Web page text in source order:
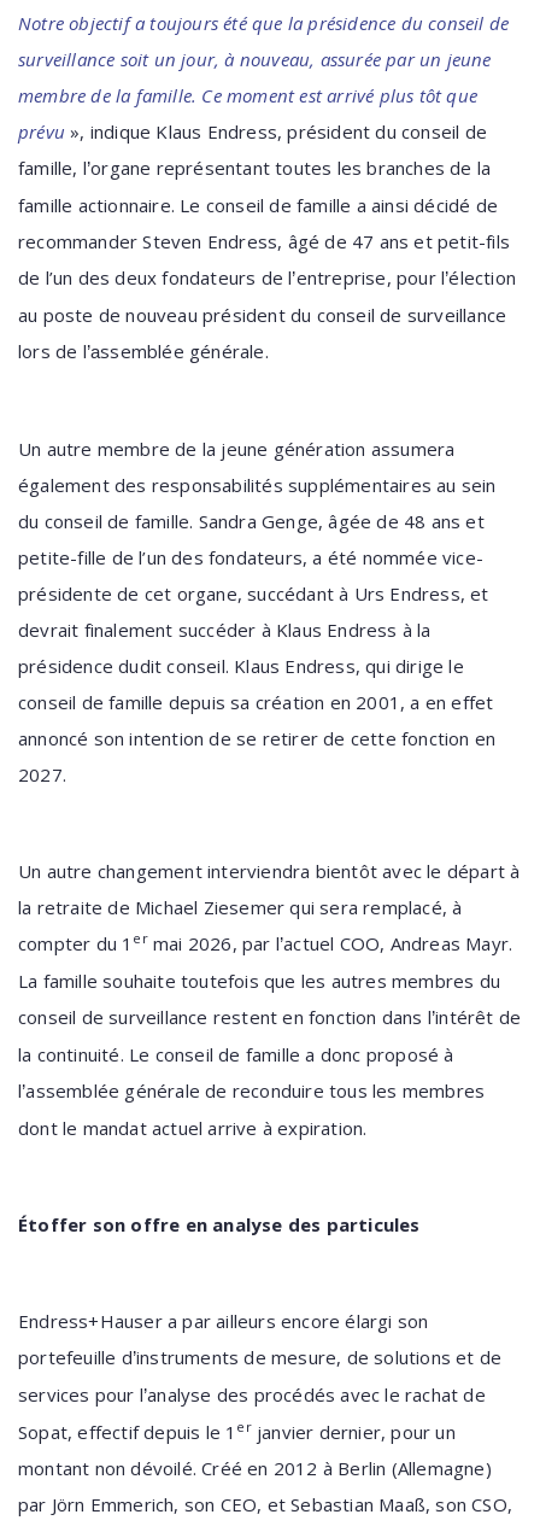
Notre objectif a toujours été que la présidence du conseil de
surveillance soit un jour, à nouveau, assurée par un jeune
membre de la famille. Ce moment est arrivé plus tôt que
prévu », indique Klaus Endress, président du conseil de
famille, l’organe représentant toutes les branches de la
famille actionnaire. Le conseil de famille a ainsi décidé de
recommander Steven Endress, âgé de 47 ans et petit-fils
de l’un des deux fondateurs de l’entreprise, pour l’élection
au poste de nouveau président du conseil de surveillance
lors de l’assemblée générale.
Un autre membre de la jeune génération assumera
également des responsabilités supplémentaires au sein
du conseil de famille. Sandra Genge, âgée de 48 ans et
petite-fille de l’un des fondateurs, a été nommée vice-
présidente de cet organe, succédant à Urs Endress, et
devrait finalement succéder à Klaus Endress à la
présidence dudit conseil. Klaus Endress, qui dirige le
conseil de famille depuis sa création en 2001, a en effet
annoncé son intention de se retirer de cette fonction en
2027.
Un autre changement interviendra bientôt avec le départ à
la retraite de Michael Ziesemer qui sera remplacé, à
compter du 1 ermai 2026, par l’actuel COO, Andreas Mayr.
La famille souhaite toutefois que les autres membres du
conseil de surveillance restent en fonction dans l’intérêt de
la continuité. Le conseil de famille a donc proposé à
l’assemblée générale de reconduire tous les membres
dont le mandat actuel arrive à expiration.
Étoffer son offre en analyse des particules
Endress+Hauser a par ailleurs encore élargi son
portefeuille d’instruments de mesure, de solutions et de
services pour l’analyse des procédés avec le rachat de
Sopat, effectif depuis le 1 erjanvier dernier, pour un
montant non dévoilé. Créé en 2012 à Berlin (Allemagne)
par Jörn Emmerich, son CEO, et Sebastian Maaß, son CSO,